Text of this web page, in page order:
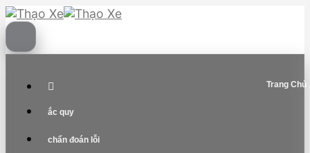
Skip
to
content
Trang Chủ
ắc quy
chẩn đoán lỗi